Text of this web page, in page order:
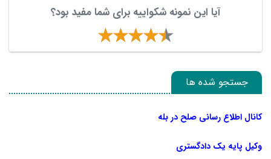
آیا این نمونه شکواییه برای شما مفید بود؟
جستجو شده ها
کانال اطلاع رسانی صلح در بله
وکیل پایه یک دادگستری